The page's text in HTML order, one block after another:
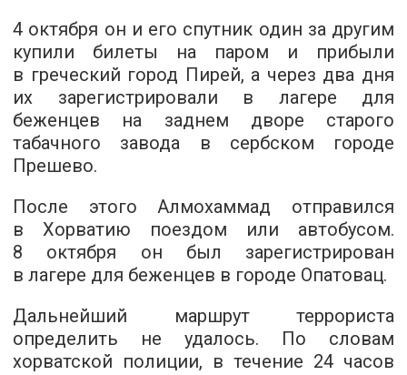
4 октября он и его спутник один за другим
купили билеты на паром и прибыли
в греческий город Пирей, а через два дня
их зарегистрировали в лагере для
беженцев на заднем дворе старого
табачного завода в сербском городе
Прешево.
После этого Алмохаммад отправился
в Хорватию поездом или автобусом.
8 октября он был зарегистрирован
в лагере для беженцев в городе Опатовац.
Дальнейший маршрут террориста
определить не удалось. По словам
хорватской полиции, в течение 24 часов